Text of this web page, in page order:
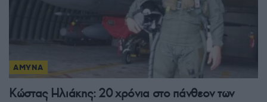
ΑΜΥΝΑ
Κώστας Ηλιάκης: 20 χρόνια στο πάνθεον των